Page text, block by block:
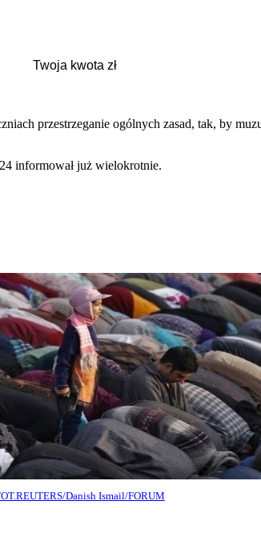
przestrzeganie ogólnych zasad, tak, by
informował już wielokrotnie.
Danish Ismail/FORUM